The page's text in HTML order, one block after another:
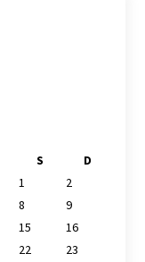
S
D
1
2
8
9
15
16
22
23